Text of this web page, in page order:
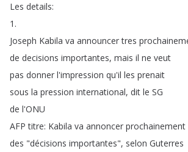
Les details:
1.
Joseph Kabila va announcer tres
de decisions importantes, mais il ne veut
pas donner l'impression qu'il les prenait
sous la pression international, dit le SG
de l'ONU
AFP titre: Kabila va annoncer prochainement
des "décisions importantes", selon Guterres